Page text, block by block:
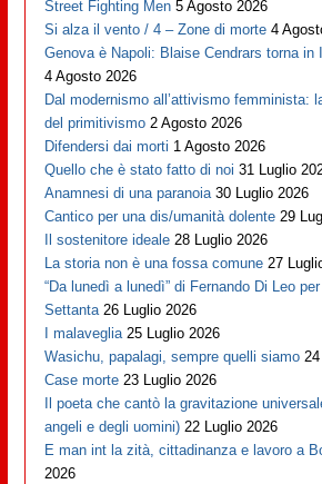
Street Fighting Men 5 Agosto 2026
Si alza il vento / 4 – Zone di morte 4
Genova è Napoli: Blaise Cendrars torna
4 Agosto 2026
Dal modernismo all’attivismo femminista:
del primitivismo 2 Agosto 2026
Difendersi dai morti 1 Agosto 2026
Quello che è stato fatto di noi 31 Luglio
Anamnesi di una paranoia 30 Luglio 2026
Cantico per una dis/umanità dolente 29
Il sostenitore ideale 28 Luglio 2026
La storia non è una fossa comune 27
“Da lunedì a lunedì” di Fernando Di Leo
Settanta 26 Luglio 2026
I malaveglia 25 Luglio 2026
Wasichu, papalagi, sempre quelli siamo
Case morte 23 Luglio 2026
Il poeta che cantò la gravitazione
angeli e degli uomini) 22 Luglio 2026
E man int la zità, cittadinanza e lavoro a
2026